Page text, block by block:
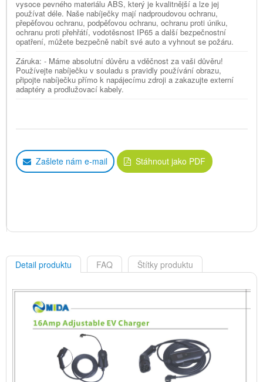
vysoce pevného materiálu ABS, který je kvalitnější a lze jej
používat déle. Naše nabíječky mají nadproudovou ochranu,
přepěťovou ochranu, podpěťovou ochranu, ochranu proti úniku,
ochranu proti přehřátí, vodotěsnost IP65 a další bezpečnostní
opatření, můžete bezpečně nabít své auto a vyhnout se požáru.
Záruka: - Máme absolutní důvěru a vděčnost za vaši důvěru!
Používejte nabíječku v souladu s pravidly používání obrazu,
připojte nabíječku přímo k napájecímu zdroji a zakazujte externí
adaptéry a prodlužovací kabely.
Zašlete nám e-mail Stáhnout jako PDF
Detail produktu FAQ Štítky produktu